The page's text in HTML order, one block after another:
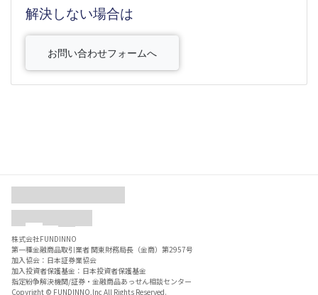
解決しない場合は
お問い合わせフォームへ
株式会社FUNDINNO
第一種金融商品取引業者 関東財務局長（金商）第2957号
加入協会：日本証券業協会
加入投資者保護基金：日本投資者保護基金
指定紛争解決機関/証券・金融商品あっせん相談センター
Copyright © FUNDINNO,Inc All Rights Reserved.